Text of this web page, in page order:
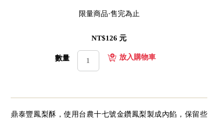
限量商品·售完為止
NT$126 元
數量
鼎泰豐鳳梨酥，使用台農十七號金鑽鳳梨製成內餡，保留些